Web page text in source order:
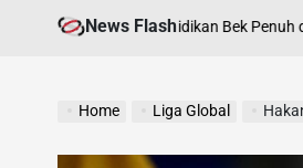
News Flash
dengan Bidikan Bek Penuh dari Girona
Home Liga Global